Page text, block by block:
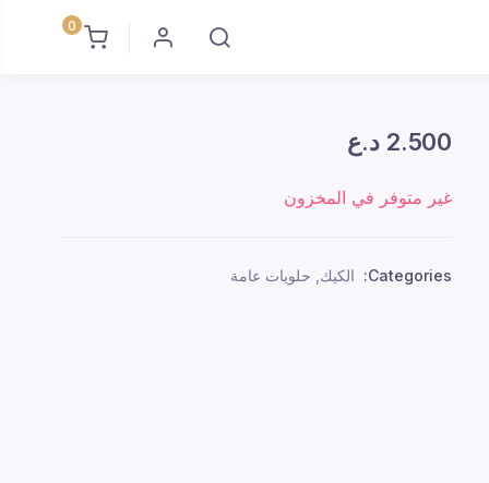
0
2.500 د.ع
غير متوفر في المخزون
Categories: الكيك حلويات عامة